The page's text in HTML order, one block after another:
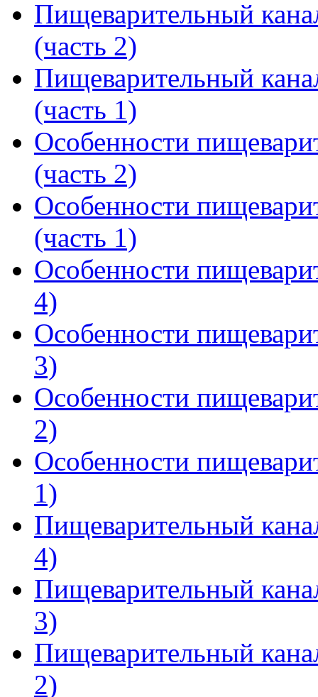
Пищеварительный
(часть 2)
Пищеварительный
(часть 1)
Особенности
(часть 2)
Особенности
(часть 1)
Особенности
4)
Особенности
3)
Особенности
2)
Особенности
1)
Пищеварительный
4)
Пищеварительный
3)
Пищеварительный
2)